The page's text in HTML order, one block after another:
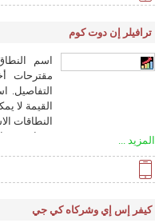
ترافيلر إن دوت كوم
التفاصيل.
القيمة لا
النطاقات
بينما
مع
عبر
المزيد ...
كيفر إس إي وشركاه كي جي